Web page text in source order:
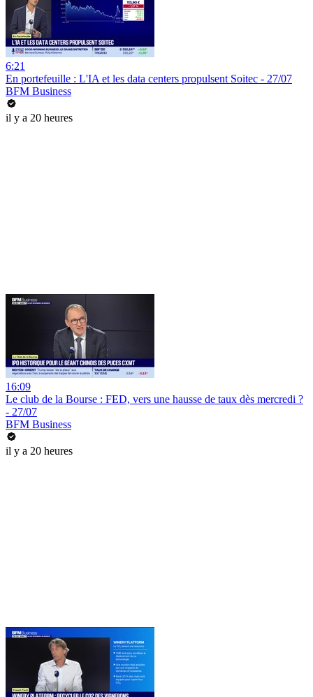
6:21
En portefeuille : L'IA et les data centers propulsent Soitec - 27/07
BFM Business
il y a 20 heures
16:09
Le club de la Bourse : FED, vers une hausse de taux dès mercredi ?
- 27/07
BFM Business
il y a 20 heures